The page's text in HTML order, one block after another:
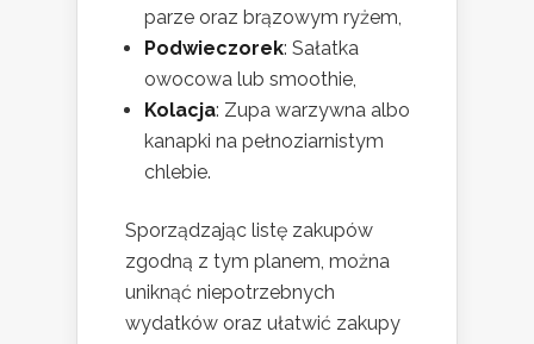
parze oraz brązowym ryżem,
Podwieczorek: Sałatka
owocowa lub smoothie,
Kolacja: Zupa warzywna albo
kanapki na pełnoziarnistym
chlebie.
Sporządzając listę zakupów
zgodną z tym planem, można
uniknąć niepotrzebnych
wydatków oraz ułatwić zakupy